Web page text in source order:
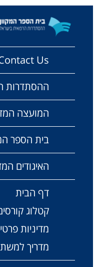
Us
ההסתדרות
המועצה
בית הספר
האיגודים
דף הבית
קטלוג
מדיניות
מדריך